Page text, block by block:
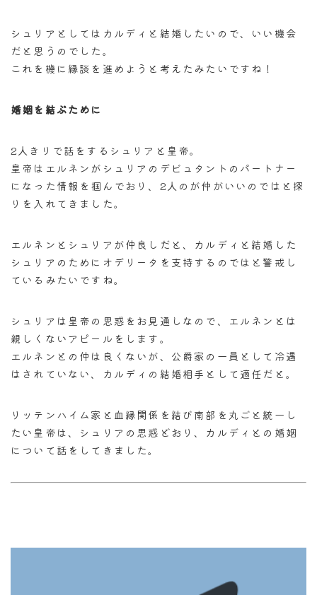
シュリアとしてはカルディと結婚したいので、いい機会
だと思うのでした。
これを機に縁談を進めようと考えたみたいですね！
婚姻を結ぶために
2人きりで話をするシュリアと皇帝。
皇帝はエルネンがシュリアのデビュタントのパートナー
になった情報を掴んでおり、2人のが仲がいいのではと探
りを入れてきました。
エルネンとシュリアが仲良しだと、カルディと結婚した
シュリアのためにオデリータを支持するのではと警戒し
ているみたいですね。
シュリアは皇帝の思惑をお見通しなので、エルネンとは
親しくないアピールをします。
エルネンとの仲は良くないが、公爵家の一員として冷遇
はされていない、カルディの結婚相手として適任だと。
リッテンハイム家と血縁関係を結び南部を丸ごと統一し
たい皇帝は、シュリアの思惑どおり、カルディとの婚姻
について話をしてきました。